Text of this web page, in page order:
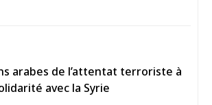
arabes de l’attentat terroriste à
avec la Syrie